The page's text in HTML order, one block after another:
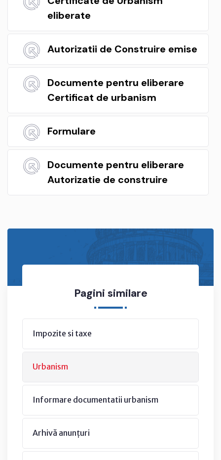
eliberate
Autorizatii de Construire emise
Documente pentru eliberare
Certificat de urbanism
Formulare
Documente pentru eliberare
Autorizatie de construire
Pagini similare
Impozite si taxe
Urbanism
Informare documentatii urbanism
Arhivă anunțuri